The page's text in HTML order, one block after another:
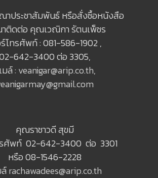
าประชาสัมพันธ์ หรือสั่งซื้อหนังสือ
ติดต่อ คุณเวณิกา รัตนเพ็ชร
โทรศัพท์ : 081-586-1902 ,
642-3400 ต่อ 3305,
มล์ : veanigar@arip.co.th,
คุณราชาวดี สุขมี
รศัพท์ 02-642-3400 ต่อ 3301
หรือ 08-1546-2228
rachawadees@arip.co.th